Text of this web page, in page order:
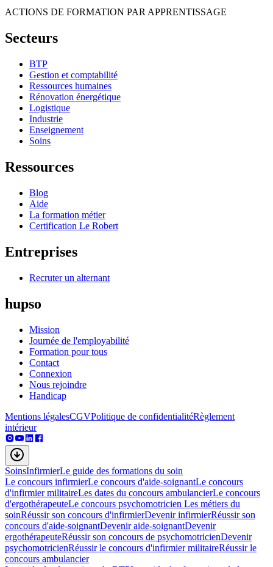
ACTIONS DE FORMATION PAR APPRENTISSAGE
Secteurs
BTP
Gestion et comptabilité
Ressources humaines
Rénovation énergétique
Logistique
Industrie
Enseignement
Soins
Ressources
Blog
Aide
La formation métier
Certification Le Robert
Entreprises
Recruter un alternant
hupso
Mission
Journée de l'employabilité
Formation pour tous
Contact
Connexion
Nous rejoindre
Handicap
Mentions légalesCGVPolitique de confidentialitéRèglement
intérieur
SoinsInfirmierLe guide des formations du soin
Le concours infirmierLe concours d'aide-soignantLe concours
d'infirmier militaireLes dates du concours ambulancierLe concours
d'ergothérapeuteLe concours psychomotricien Les métiers du
soinRéussir son concours d'infirmierDevenir infirmierRéussir son
concours d'aide-soignantDevenir aide-soignantDevenir
ergothérapeuteRéussir son concours de psychomotricienDevenir
psychomotricienRéussir le concours d'infirmier militaireRéussir le
concours ambulancier